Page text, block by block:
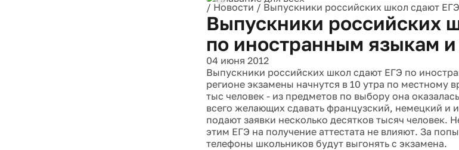
/ Новости / Выпускники российских школ сдают
Выпускники российских
по иностранным языкам
04 июня 2012
Выпускники российских школ сдают ЕГЭ по
регионе экзамены начнутся в 10 утра по местному
тыс человек - из предметов по выбору она
всего желающих сдавать французский, немецкий и
подают заявки несколько десятков тысяч человек.
этим ЕГЭ на получение аттестата не влияют. За
телефоны школьников будут выгонять с экзамена.